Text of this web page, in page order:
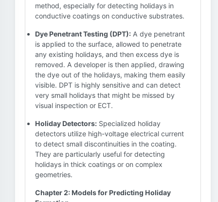
method, especially for detecting holidays in
conductive coatings on conductive substrates.
Dye Penetrant Testing (DPT): A dye penetrant
is applied to the surface, allowed to penetrate
any existing holidays, and then excess dye is
removed. A developer is then applied, drawing
the dye out of the holidays, making them easily
visible. DPT is highly sensitive and can detect
very small holidays that might be missed by
visual inspection or ECT.
Holiday Detectors: Specialized holiday
detectors utilize high-voltage electrical current
to detect small discontinuities in the coating.
They are particularly useful for detecting
holidays in thick coatings or on complex
geometries.
Chapter 2: Models for Predicting Holiday